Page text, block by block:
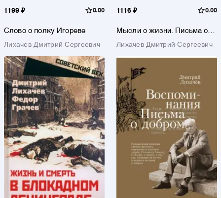
1199 ₽ 0.00
Слово о полку Игореве
Лихачев Дмитрий Сергеевич
1116 ₽ 0.00
Мысли о жизни. Письма о
Лихачев Дмитрий Сергеевич